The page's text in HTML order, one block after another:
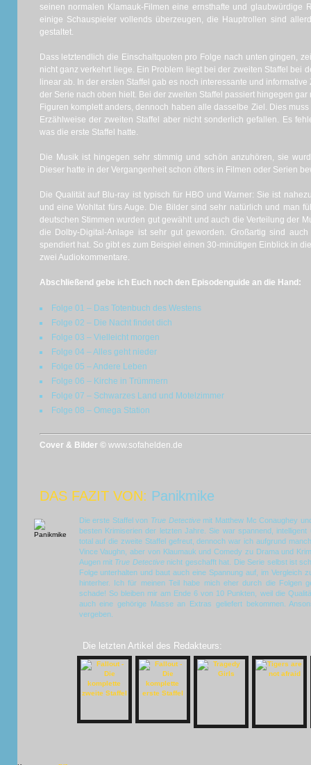
seinen normalen Klamauk-Filmen eine ernsthafte und glaubwürdige
einige Schauspieler vollends überzeugen, die Hauptrollen sind
gestaltet.
Dass letztendlich die Einschaltquoten pro Folge nach unten gingen,
nicht ganz verkehrt liege. Ein Problem liegt bei der zweiten Staffel bei
linear ab. In der ersten Staffel gab es noch interessante und
der Serie nach oben hielt. Bei der zweiten Staffel passiert hingegen
Figuren komplett anders, dennoch haben alle dasselbe Ziel. Dies
Erzählweise der zweiten Staffel aber nicht sonderlich gefallen. Es
was die erste Staffel hatte.
Die Musik ist hingegen sehr stimmig und schön anzuhören, sie
Dieser hatte in der Vergangenheit schon öfters in Filmen oder Serien
Die Qualität auf Blu-ray ist typisch für HBO und Warner: Sie ist
und eine Wohltat fürs Auge. Die Bilder sind sehr natürlich und man
deutschen Stimmen wurden gut gewählt und auch die Verteilung der
die Dolby-Digital-Anlage ist sehr gut geworden. Großartig sind
spendiert hat. So gibt es zum Beispiel einen 30-minütigen Einblick in
zwei Audiokommentare.
Abschließend gebe ich Euch noch den Episodenguide an die Hand:
Folge 01 – Das Totenbuch des Westens
Folge 02 – Die Nacht findet dich
Folge 03 – Vielleicht morgen
Folge 04 – Alles geht nieder
Folge 05 – Andere Leben
Folge 06 – Kirche in Trümmern
Folge 07 – Schwarzes Land und Motelzimmer
Folge 08 – Omega Station
Cover & Bilder © www.sofahelden.de
DAS FAZIT VON: Panikmike
Die erste Staffel von True Detectivemit Matthew Mc Conaughey
besten Krimiserien der letzten Jahre. Sie war spannend,
total auf die zweite Staffel gefreut, dennoch war ich aufgrund
Vince Vaughn, aber von Klaumauk und Comedy zu Drama und
Augen mit True Detectivenicht geschafft hat. Die Serie selbst ist
Folge unterhalten und baut auch eine Spannung auf, im Vergleich
hinterher. Ich für meinen Teil habe mich eher durch die Folgen
schade! So bleiben mir am Ende 6 von 10 Punkten, weil die
auch eine gehörige Masse an Extras geliefert bekommen.
vergeben.
Die letzten Artikel des Redakteurs: